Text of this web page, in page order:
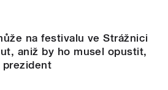
na festivalu ve Strážnici
aniž by ho musel opustit,
prezident